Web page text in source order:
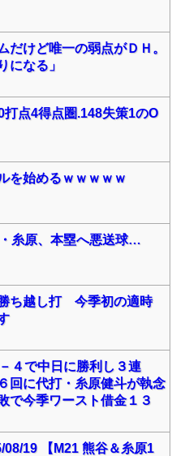
だけど唯一の弱点がＤＨ。
になる」
点4得点圏.148失策1のO
を始めるｗｗｗｗｗ
糸原、本塁へ悪送球…
ち越し打 今季初の適時
４で中日に勝利し３連
回に代打・糸原健斗が執念
で今季ワースト借金１３
19 【M21 熊谷＆糸原1